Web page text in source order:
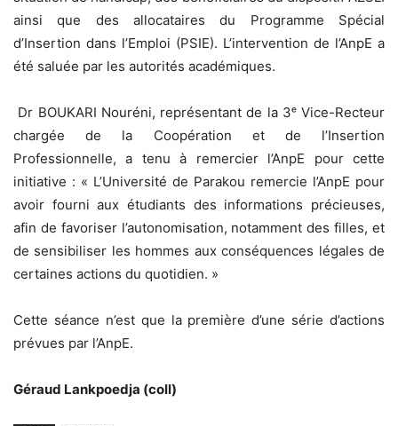
ainsi que des allocataires du Programme Spécial
d’Insertion dans l’Emploi (PSIE). L’intervention de l’AnpE a
été saluée par les autorités académiques.
Dr BOUKARI Nouréni, représentant de la 3ᵉ Vice-Recteur
chargée de la Coopération et de l’Insertion
Professionnelle, a tenu à remercier l’AnpE pour cette
initiative : « L’Université de Parakou remercie l’AnpE pour
avoir fourni aux étudiants des informations précieuses,
afin de favoriser l’autonomisation, notamment des filles, et
de sensibiliser les hommes aux conséquences légales de
certaines actions du quotidien. »
Cette séance n’est que la première d’une série d’actions
prévues par l’AnpE.
Géraud Lankpoedja (coll)